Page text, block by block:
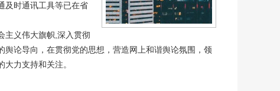
及时通讯工具等已在省
义伟大旗帜,深入贯彻
论导向，在贯彻党的思想，营造网上和谐舆论氛围，领
力支持和关注。